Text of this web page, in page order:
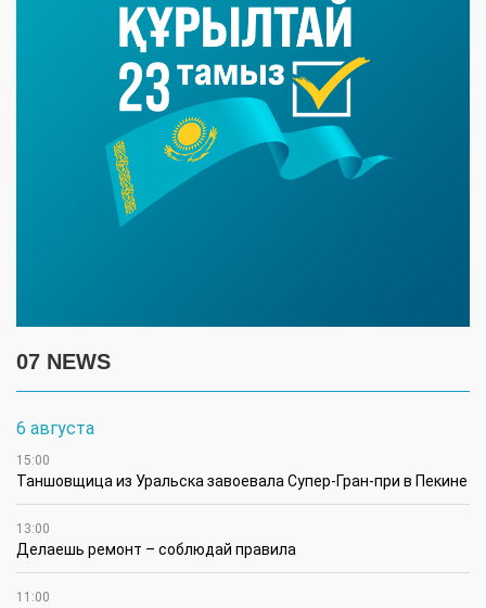
07 NEWS
6 августа
15:00
Таншовщица из Уральска завоевала Супер-Гран-при в Пекине
13:00
Делаешь ремонт – соблюдай правила
11:00